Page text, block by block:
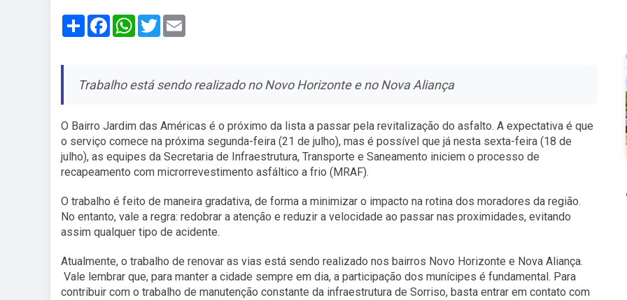
Share FacebookWhatsApp
Twitter
Trabalho está sendo realizado no Novo Horizonte e no Nova Aliança
O Bairro Jardim das Américas é o próximo da lista a passar pela revitalização do asfalto. A expectativa é que
o serviço comece na próxima segunda-feira (21 de julho), mas é possível que já nesta sexta-feira (18 de
julho), as equipes da Secretaria de Infraestrutura, Transporte e Saneamento iniciem o processo de
recapeamento com microrrevestimento asfáltico a frio (MRAF).
O trabalho é feito de maneira gradativa, de forma a minimizar o impacto na rotina dos moradores da região.
No entanto, vale a regra: redobrar a atenção e reduzir a velocidade ao passar nas proximidades, evitando
assim qualquer tipo de acidente.
Atualmente, o trabalho de renovar as vias está sendo realizado nos bairros Novo Horizonte e Nova Aliança.
Vale lembrar que, para manter a cidade sempre em dia, a participação dos munícipes é fundamental. Para
contribuir com o trabalho de manutenção constante da infraestrutura de Sorriso, basta entrar em contato com